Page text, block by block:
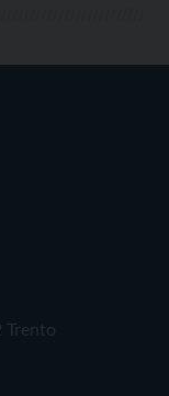
Trento